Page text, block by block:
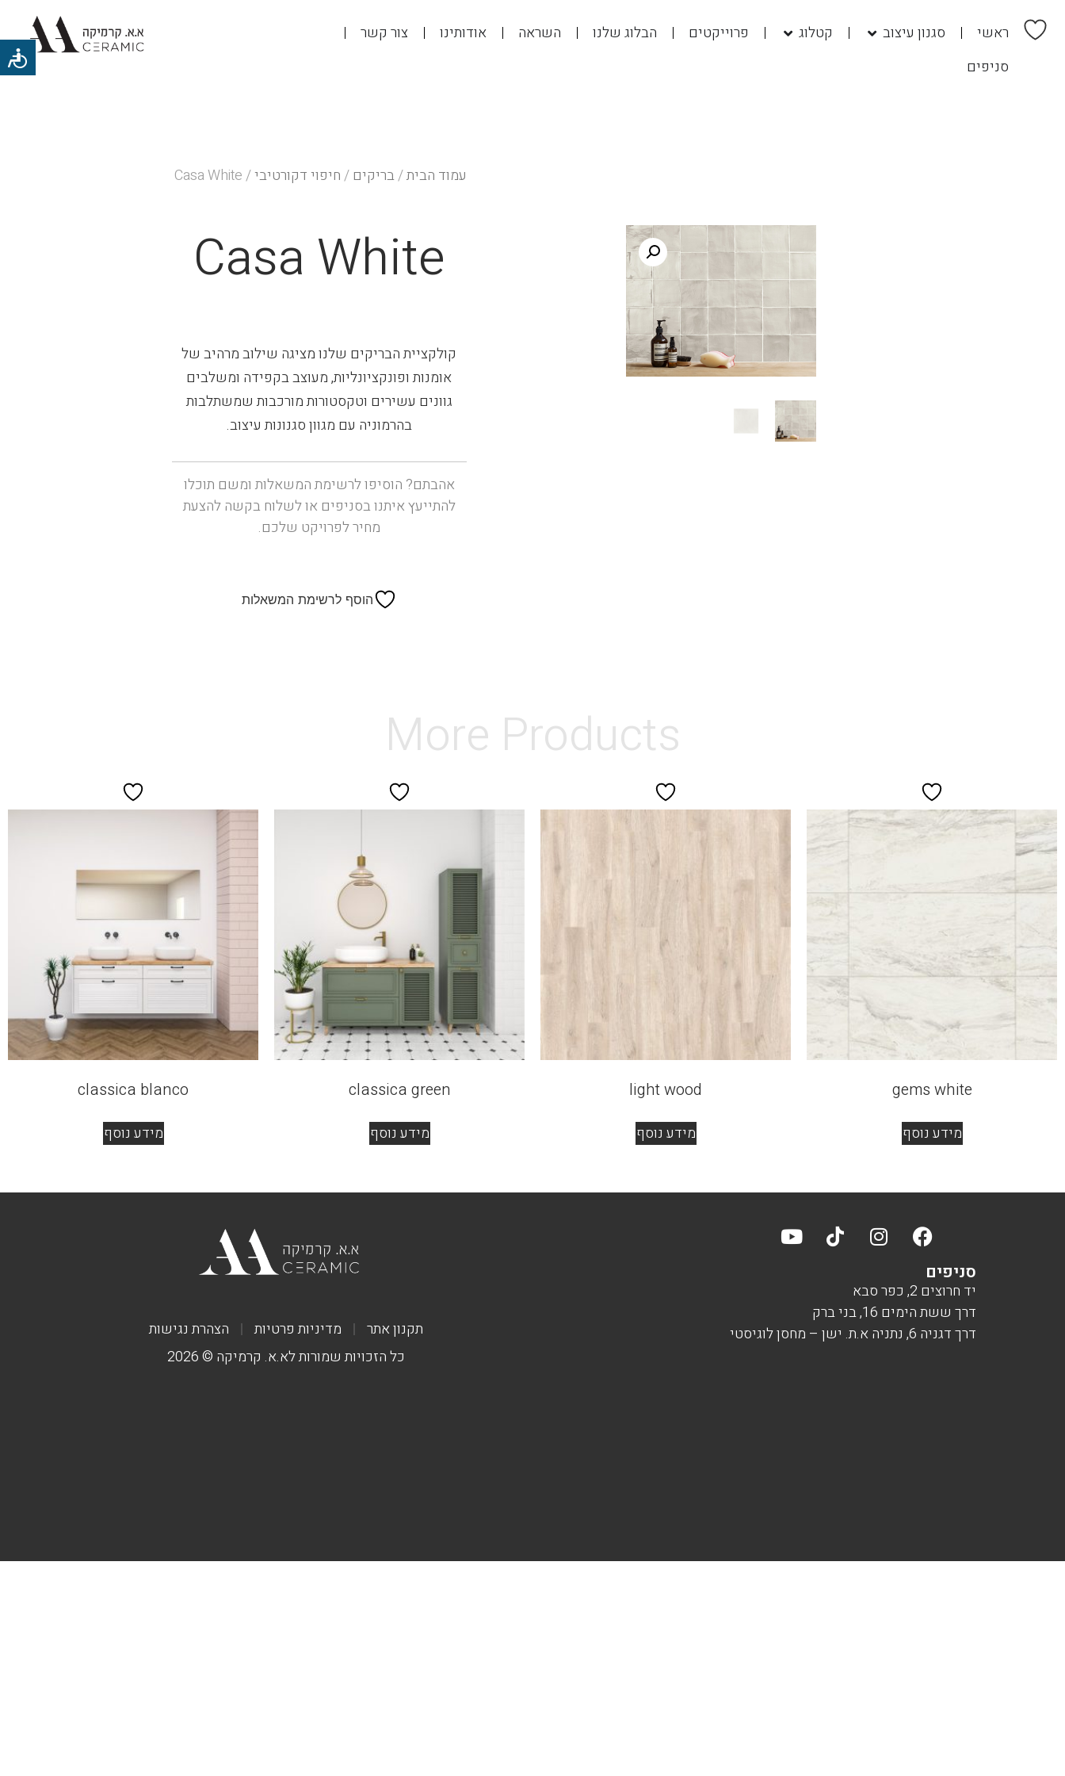
ראשי סגנון עיצוב קטלוג פרוייקטים הבלוג שלנו השראה אודותינו
צור קשר
סניפים
עמוד הבית/בריקים/חיפוי דקורטיבי/ Casa White
Casa White
קולקציית הבריקים שלנו מציגה שילוב מרהיב של
אומנות ופונקציונליות, מעוצב בקפידה ומשלבים
גוונים עשירים וטקסטורות מורכבות שמשתלבות
בהרמוניה עם מגוון סגנונות עיצוב.
אהבתם? הוסיפו לרשימת המשאלות ומשם תוכלו
להתייעץ איתנו בסניפים או לשלוח בקשה להצעת
מחיר לפרויקט שלכם.
הוסף לרשימת המשאלות
More Products
gems white
מידע נוסף
light wood
מידע נוסף
classica green
מידע נוסף
classica blanco
מידע נוסף
סניפים
יד חרוצים 2, כפר סבא
דרך ששת הימים 16, בני ברק
דרך דגניה 6, נתניה א.ת. ישן – מחסן לוגיסטי
תקנון אתר מדיניות פרטיות
הצהרת נגישות
כל הזכויות שמורות לא.א. קרמיקה © 2026